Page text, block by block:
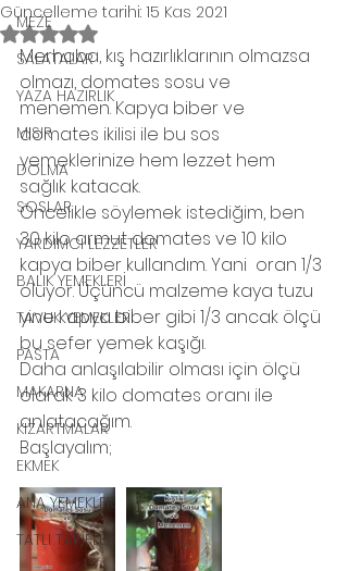
MEZE
SALATALAR
YAZA HAZIRLIK
MISIR
DOLMA
SOSLAR
YARDIMCI LEZZETLER
BALIK YEMEKLERİ
TAVUK YEMEKLERİ
PASTA
MAKARNA
KIZARTMALAR
EKMEK
ANA YEMEKLER
TATLI TARİFLER
Güncelleme tarihi: 15 Kas 2021
5 üzerinden NaN yıldız
Merhaba, kış hazırlıklarının olmazsa
olmazı, domates sosu ve
menemen. Kapya biber ve
domates ikilisi ile bu sos
yemeklerinize hem lezzet hem
sağlık katacak.
Öncelikle söylemek istediğim, ben
30 kilo armut domates ve 10 kilo
kapya biber kullandım. Yani  oran 1/3
oluyor. Üçüncü malzeme kaya tuzu
yine kapya biber gibi 1/3 ancak ölçü
bu sefer yemek kaşığı.
Daha anlaşılabilir olması için ölçü
olarak 3 kilo domates oranı ile
anlatacağım.
Başlayalım;